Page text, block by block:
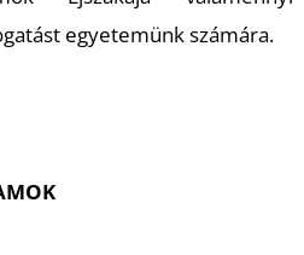
egyetemünk számára.